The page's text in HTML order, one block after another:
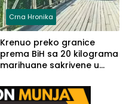
Crna Hronika
Krenuo preko granice
prema BiH sa 20 kilograma
marihuane sakrivene u